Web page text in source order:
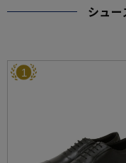
シュ
1